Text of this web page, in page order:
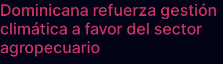
Dominicana refuerza gestión
climática a favor del sector
agropecuario